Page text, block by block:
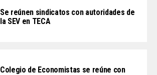
Se reúnen sindicatos con autoridades de
la SEV en TECA
Colegio de Economistas se reúne con